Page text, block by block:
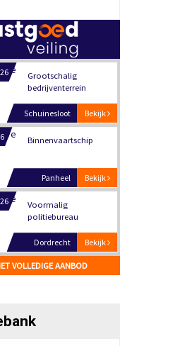
Oranje
Grootschalig
Bekijk
Schuinesloot
Binnenvaartschip
Voormalig
Dordrecht
Voormalig
politiebureau
Voormalig
politiebureau
VOLLEDIGE AANBOD